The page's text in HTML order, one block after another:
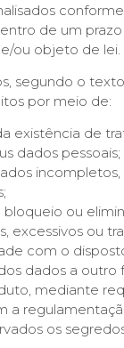
de um prazo
ou objeto de lei.
segundo o
por meio de:
existência de
dados pessoais;
incompletos,
bloqueio ou
excessivos ou
com o
dados a outro
mediante
a
os